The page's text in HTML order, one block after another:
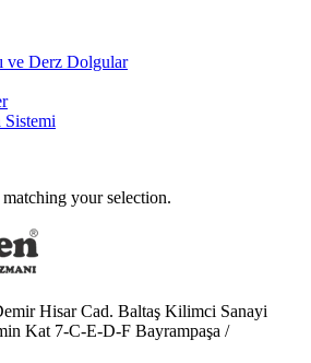
ve Derz Dolgular
Sistemi
your selection.
Hisar Cad. Baltaş Kilimci Sanayi
Kat 7-C-E-D-F Bayrampaşa /